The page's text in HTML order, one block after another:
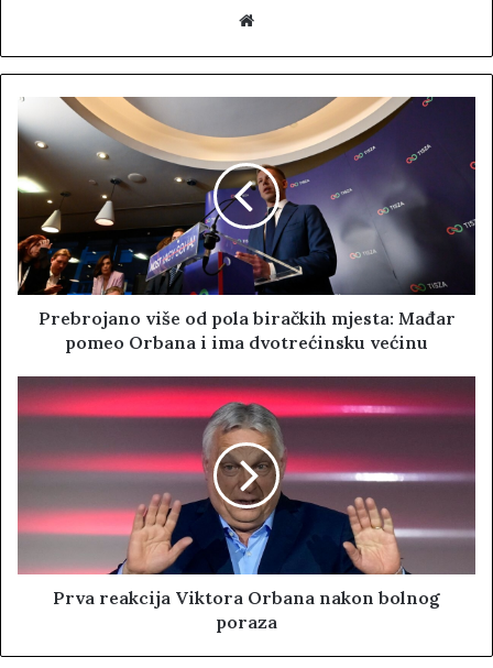
b
s
t
e
Prebrojano više od pola biračkih mjesta: Mađar
pomeo Orbana i ima dvotrećinsku većinu
Prva reakcija Viktora Orbana nakon bolnog
poraza